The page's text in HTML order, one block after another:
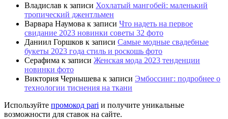
Владислав к записи Хохлатый мангобей: маленький
тропический джентльмен
Варвара Наумова к записи Что надеть на первое
свидание 2023 новинки советы 32 фото
Даниил Горшков к записи Самые модные свадебные
букеты 2023 года стиль и роскошь фото
Серафима к записи Женская мода 2023 тенденции
новинки фото
Виктория Чернышева к записи Эмбоссинг: подробнее о
технологии тиснения на ткани
Используйте промокод pari и получите уникальные
возможности для ставок на сайте.